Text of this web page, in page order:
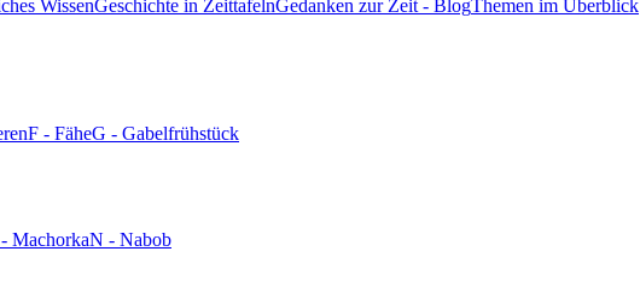
WissenGeschichte in ZeittafelnGedanken zur Zeit - BlogThemen im Überblick
F - FäheG - Gabelfrühstück
MachorkaN - Nabob